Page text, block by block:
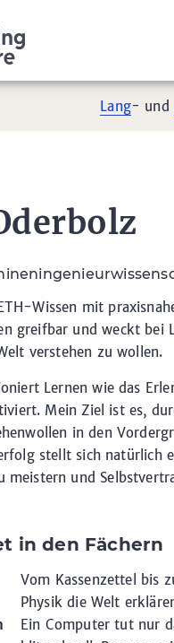
Lang- und
Wissen mit
greifbar und weckt bei
verstehen zu wollen.
Lernen wie das
Mein Ziel ist es,
in den
stellt sich natürlich
meistern und
in den Fächern
Vom Kassenzettel bis
Physik die Welt
Ein Computer tut nur